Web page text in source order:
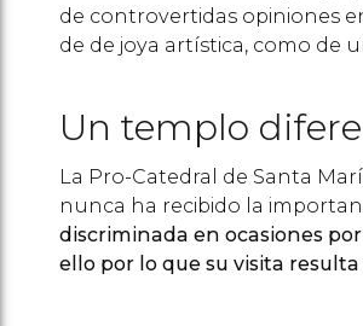
de controvertidas opiniones
de de joya artística, como de
Un templo
La Pro-Catedral de Santa
nunca ha recibido la
discriminada en ocasiones
ello por lo que su visita